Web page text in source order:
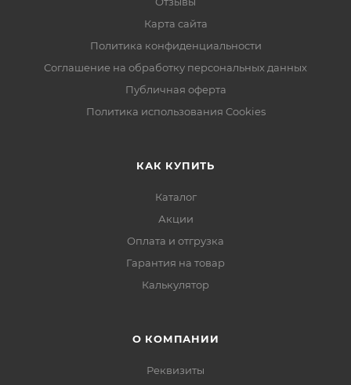
Карта сайта
Политика конфиденциальности
Соглашение на обработку персональных данных
Публичная оферта
Политика использования Cookies
КАК КУПИТЬ
Каталог
Акции
Оплата и отгрузка
Гарантия на товар
Калькулятор
О КОМПАНИИ
Реквизиты